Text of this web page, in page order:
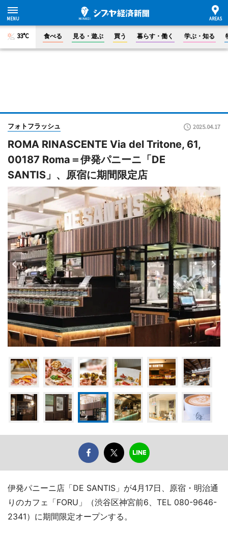
33°C 食べる 見る・遊ぶ 買う 暮らす・働く 学ぶ・知る
フォトフラッシュ 2025.04.17
ROMA RINASCENTE Via del Tritone, 61,
00187 Roma＝伊発パニーニ「DE
SANTIS」、原宿に期間限定店
伊発パニーニ店「DE SANTIS」が4月17日、原宿・明治通
りのカフェ「FORU」（渋谷区神宮前6、TEL 080-9646-
2341）に期間限定オープンする。